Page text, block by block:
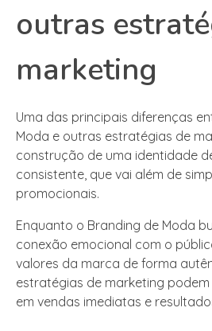
outras
marketing
Uma das principais diferenças
Moda e outras estratégias de
construção de uma identidade
consistente, que vai além de
promocionais.
Enquanto o Branding de Moda
conexão emocional com o
valores da marca de forma
estratégias de marketing
em vendas imediatas e